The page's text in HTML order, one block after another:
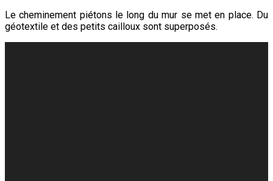
Le cheminement piétons le long du mur se met en place. Du
géotextile et des petits cailloux sont superposés.